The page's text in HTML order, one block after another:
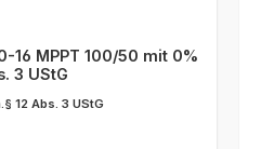
16 MPPT 100/50 mit 0%
3 UStG
12 Abs. 3 UStG